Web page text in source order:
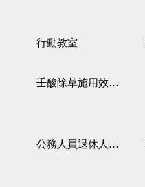
行動教室
壬酸除草施用效果觀察
公務人員退休人員法施行細則